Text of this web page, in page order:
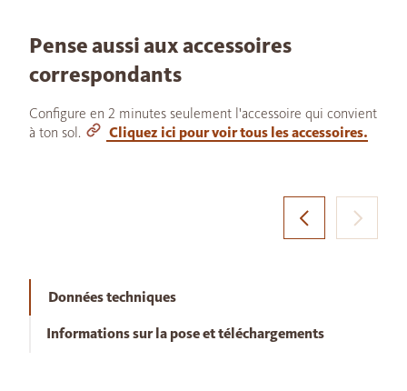
Pense aussi aux accessoires
correspondants
Configure en 2 minutes seulement l'accessoire qui convient
à ton sol.
Cliquez ici pour voir tous les accessoires.
Données techniques
Informations sur la pose et téléchargements